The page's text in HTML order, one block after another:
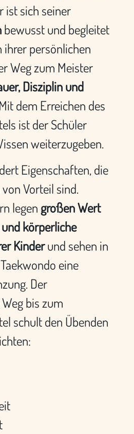
ist sich seiner
bewusst und begleitet
ihrer persönlichen
Weg zum Meister
Disziplin und
dem Erreichen des
ist der Schüler
weiterzugeben.
Eigenschaften, die
Vorteil sind.
legen großen Wert
körperliche
Kinderund sehen in
eine
Der
bis zum
schult den Übenden